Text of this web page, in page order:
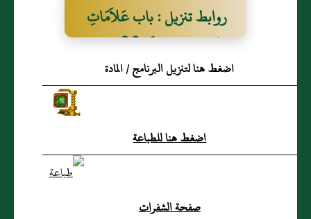
روابط تنزيل : باب عَلاَمَاتِ
النُّبُوَّةِ فِي الإِسْلاَمِ 26
اضغط هنا لتنزيل البرنامج / المادة
اضغط هنا للطباعة
صفحة الشفرات